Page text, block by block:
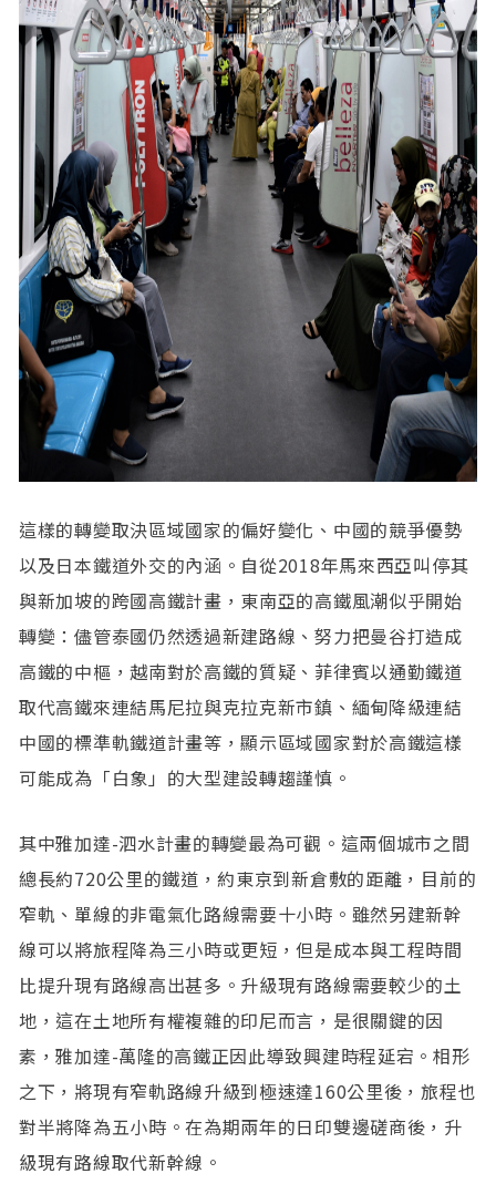
這樣的轉變取決區域國家的偏好變化、中國的競爭優勢
以及日本鐵道外交的內涵。自從2018年馬來西亞叫停其
與新加坡的跨國高鐵計畫，東南亞的高鐵風潮似乎開始
轉變：儘管泰國仍然透過新建路線、努力把曼谷打造成
高鐵的中樞，越南對於高鐵的質疑、菲律賓以通勤鐵道
取代高鐵來連結馬尼拉與克拉克新市鎮、緬甸降級連結
中國的標準軌鐵道計畫等，顯示區域國家對於高鐵這樣
可能成為「白象」的大型建設轉趨謹慎。
其中雅加達-泗水計畫的轉變最為可觀。這兩個城市之間
總長約720公里的鐵道，約東京到新倉敷的距離，目前的
窄軌、單線的非電氣化路線需要十小時。雖然另建新幹
線可以將旅程降為三小時或更短，但是成本與工程時間
比提升現有路線高出甚多。升級現有路線需要較少的土
地，這在土地所有權複雜的印尼而言，是很關鍵的因
素，雅加達-萬隆的高鐵正因此導致興建時程延宕。相形
之下，將現有窄軌路線升級到極速達160公里後，旅程也
對半將降為五小時。在為期兩年的日印雙邊磋商後，升
級現有路線取代新幹線。